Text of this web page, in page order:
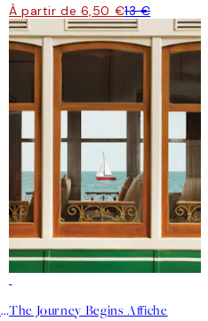
À partir de 6,50 €13 €
Mediterranean Boat House PosterThe Journey Begins Affiche